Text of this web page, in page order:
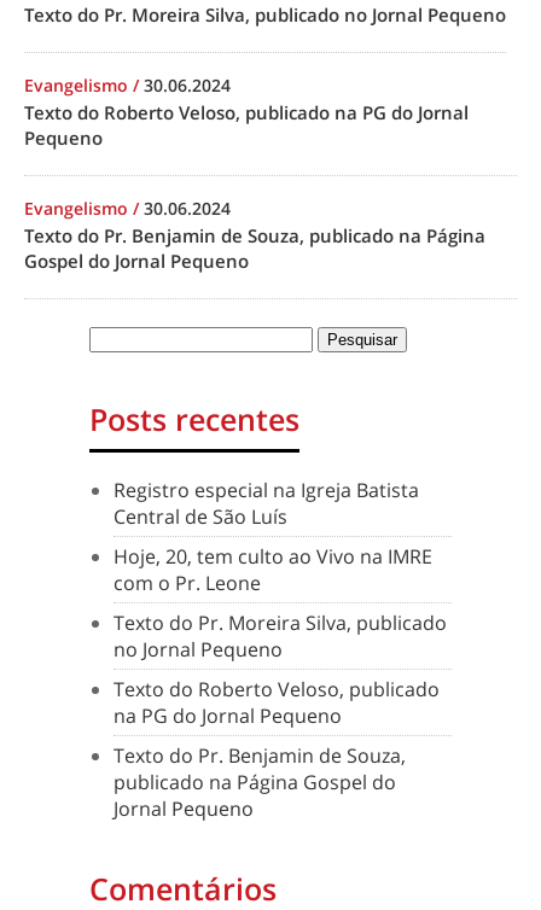
Texto do Pr. Moreira Silva, publicado no Jornal Pequeno
Evangelismo /30.06.2024
Texto do Roberto Veloso, publicado na PG do Jornal
Pequeno
Evangelismo /30.06.2024
Texto do Pr. Benjamin de Souza, publicado na Página
Gospel do Jornal Pequeno
Posts recentes
Registro especial na Igreja Batista
Central de São Luís
Hoje, 20, tem culto ao Vivo na IMRE
com o Pr. Leone
Texto do Pr. Moreira Silva, publicado
no Jornal Pequeno
Texto do Roberto Veloso, publicado
na PG do Jornal Pequeno
Texto do Pr. Benjamin de Souza,
publicado na Página Gospel do
Jornal Pequeno
Comentários